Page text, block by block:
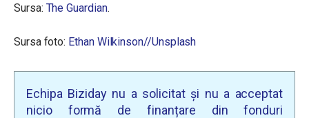
Sursa: The Guardian.
Sursa foto: Ethan Wilkinson//Unsplash
Echipa Biziday nu a solicitat și nu a acceptat
nicio formă de finanțare din fonduri